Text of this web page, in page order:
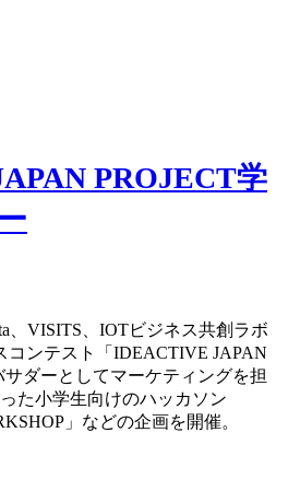
PROJECT学
、VISITS、IOTビジネス共創ラボ
コンテスト「IDEACTIVE JAPAN
サダーとしてマーケティングを担
た小学生向けのハッカソン
」などの企画を開催。